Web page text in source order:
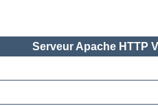
Serveur Apache HTTP